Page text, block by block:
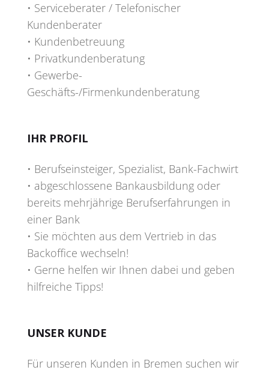
• Serviceberater / Telefonischer
Kundenberater
• Kundenbetreuung
• Privatkundenberatung
• Gewerbe-
Geschäfts-/Firmenkundenberatung
IHR PROFIL
• Berufseinsteiger, Spezialist, Bank-Fachwirt
• abgeschlossene Bankausbildung oder
bereits mehrjährige Berufserfahrungen in
einer Bank
• Sie möchten aus dem Vertrieb in das
Backoffice wechseln!
• Gerne helfen wir Ihnen dabei und geben
hilfreiche Tipps!
UNSER KUNDE
Für unseren Kunden in Bremen suchen wir